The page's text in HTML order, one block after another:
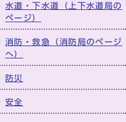
水道・下水道（上下水道局の
ページ）
消防・救急（消防局のページ
へ）
防災
安全